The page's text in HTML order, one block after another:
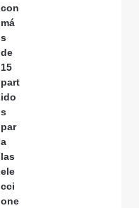
con
má
s
de
15
part
ido
s
par
a
las
ele
cci
one